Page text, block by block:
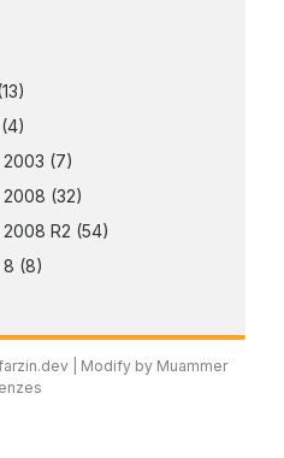
(4)
(7)
2008 (32)
R2 (54)
8 (8)
| Modify by Muammer